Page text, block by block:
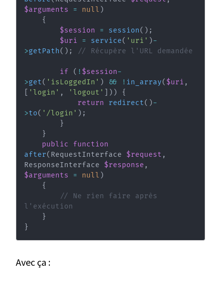
$arguments
= null )
{
$session
= session( ) ;
$uri
= service( 'uri' )-
>getPath( ) ; // Récupère l'URL demandée
if ( ! $session-
>get( 'isLoggedIn' ) && ! in_array( $uri ,
'login' , 'logout' ) )
{
return
redirect( )-
>to( '/login' ) ;
}
}
public
function
after( RequestInterface $request ,
ResponseInterface
$response ,
$arguments
= null )
{
// Ne rien faire après
l'exécution
}
}
Avec ça :